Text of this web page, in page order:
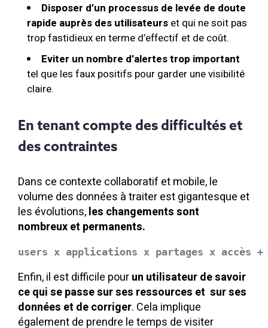
Disposer d’un processus de levée de doute
rapide auprès des utilisateurs et qui ne soit pas
trop fastidieux en terme d’effectif et de coût.
Eviter un nombre d’alertes trop important
tel que les faux positifs pour garder une visibilité
claire.
En tenant compte des difficultés et
des contraintes
Dans ce contexte collaboratif et mobile, le
volume des données à traiter est gigantesque et
les évolutions,les changements sont
nombreux et permanents.
users x applications x partages x accès +
Enfin, il est difficile pourun utilisateur de savoir
ce qui se passe sur ses ressources et sur ses
données et de corriger. Cela implique
également de prendre le temps de visiter